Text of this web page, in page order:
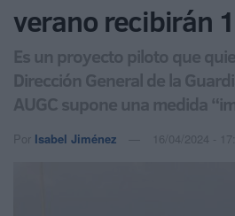
verano recibirán
Es un proyecto piloto que
Dirección General de la
AUGC supone una medida
Por Isabel Jiménez 16/04/2024 -